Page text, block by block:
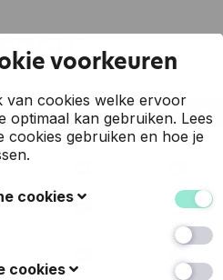
ZenFactuur
CoManage
voorkeuren
van cookies welke ervoor
optimaal kan gebruiken. Lees
cookies gebruiken en hoe je
cookies
om de
de website en de ervaring
(zoals u herkennen
met deze cookies
cookies